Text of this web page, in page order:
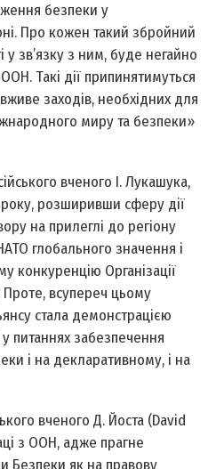
безпеки у
Про кожен такий збройний
у зв’язку з ним, буде негайно
Такі дії припинятимуться
заходів, необхідних для
миру та безпеки»
вченого І. Лукашука,
року, розширивши сферу дії
на прилеглі до регіону
глобального значення і
конкуренцію Організації
Проте, всупереч цьому
стала демонстрацією
питаннях забезпечення
і на декларативному, і на
вченого Д. Йоста (David
з ООН, адже прагне
Безпеки як на правову